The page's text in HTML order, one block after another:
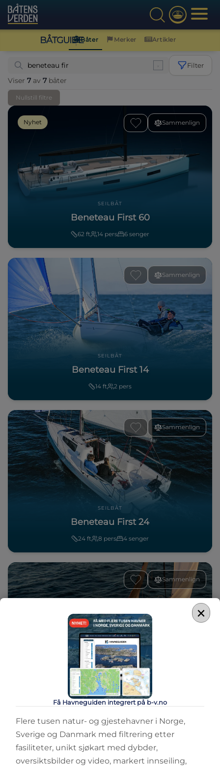
BÅTGUIDEBåter Merker Artikler
Filter
Viser 7 av 7 båter
Nullstill filtre
Sammenlign
Nyhet
SEILBÅT
Beneteau First 60
62 ft 14 pers 6 senger
Sammenlign
SEILBÅT
Beneteau First 14
14 ft 2 pers
Sammenlign
SEILBÅT
Beneteau First 24
24 ft 8 pers 4 senger
Sammenlign
SEILBÅT
Beneteau First 30
31 ft 6 pers 4 senger
Sammenlign
×
Få Havneguiden integrert på b-v.no
Flere tusen natur- og gjestehavner i Norge,
Sverige og Danmark med filtrering etter
fasiliteter, unikt sjøkart med dybder,
oversiktsbilder og video, markert innseiling,